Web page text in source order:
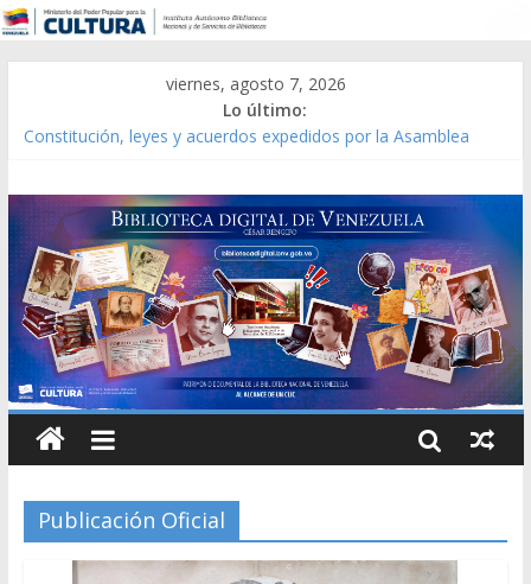
viernes, agosto 7, 2026
Lo último:
Catálogo temático de obras de Modesta Bor
Constitución, leyes y acuerdos expedidos por la Asamblea
Una Parálisis [material gráfico]
Modesta Bor Sánchez [material gráfico]
Gaceta Oficial de la República de Venezuela año CXXXIII Mes V,
Caracas 09 de marzo de 2006 N° 38.394
Publicación Oficial